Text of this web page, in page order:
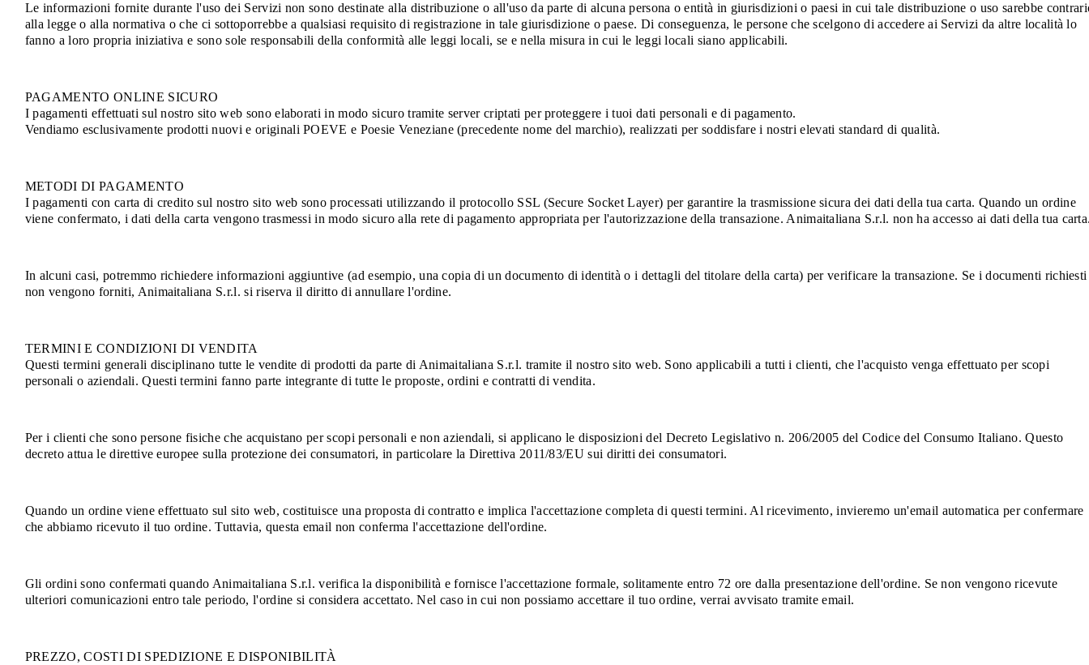
Le informazioni fornite durante l'uso dei Servizi non sono destinate alla distribuzione o all'uso da parte di alcuna persona o entità in giurisdizioni o paesi in cui tale distribuzione o uso sarebbe
alla legge o alla normativa o che ci sottoporrebbe a qualsiasi requisito di registrazione in tale giurisdizione o paese. Di conseguenza, le persone che scelgono di accedere ai Servizi da altre località lo
fanno a loro propria iniziativa e sono sole responsabili della conformità alle leggi locali, se e nella misura in cui le leggi locali siano applicabili.
PAGAMENTO ONLINE SICURO
I pagamenti effettuati sul nostro sito web sono elaborati in modo sicuro tramite server criptati per proteggere i tuoi dati personali e di pagamento.
Vendiamo esclusivamente prodotti nuovi e originali POEVE e Poesie Veneziane (precedente nome del marchio), realizzati per soddisfare i nostri elevati standard di qualità.
METODI DI PAGAMENTO
I pagamenti con carta di credito sul nostro sito web sono processati utilizzando il protocollo SSL (Secure Socket Layer) per garantire la trasmissione sicura dei dati della tua carta. Quando un ordine
viene confermato, i dati della carta vengono trasmessi in modo sicuro alla rete di pagamento appropriata per l'autorizzazione della transazione. Animaitaliana S.r.l. non ha accesso ai dati della tua
In alcuni casi, potremmo richiedere informazioni aggiuntive (ad esempio, una copia di un documento di identità o i dettagli del titolare della carta) per verificare la transazione. Se i documenti richiesti
non vengono forniti, Animaitaliana S.r.l. si riserva il diritto di annullare l'ordine.
TERMINI E CONDIZIONI DI VENDITA
Questi termini generali disciplinano tutte le vendite di prodotti da parte di Animaitaliana S.r.l. tramite il nostro sito web. Sono applicabili a tutti i clienti, che l'acquisto venga effettuato per scopi
personali o aziendali. Questi termini fanno parte integrante di tutte le proposte, ordini e contratti di vendita.
Per i clienti che sono persone fisiche che acquistano per scopi personali e non aziendali, si applicano le disposizioni del Decreto Legislativo n. 206/2005 del Codice del Consumo Italiano. Questo
decreto attua le direttive europee sulla protezione dei consumatori, in particolare la Direttiva 2011/83/EU sui diritti dei consumatori.
Quando un ordine viene effettuato sul sito web, costituisce una proposta di contratto e implica l'accettazione completa di questi termini. Al ricevimento, invieremo un'email automatica per confermare
che abbiamo ricevuto il tuo ordine. Tuttavia, questa email non conferma l'accettazione dell'ordine.
Gli ordini sono confermati quando Animaitaliana S.r.l. verifica la disponibilità e fornisce l'accettazione formale, solitamente entro 72 ore dalla presentazione dell'ordine. Se non vengono ricevute
ulteriori comunicazioni entro tale periodo, l'ordine si considera accettato. Nel caso in cui non possiamo accettare il tuo ordine, verrai avvisato tramite email.
PREZZO, COSTI DI SPEDIZIONE E DISPONIBILITÀ